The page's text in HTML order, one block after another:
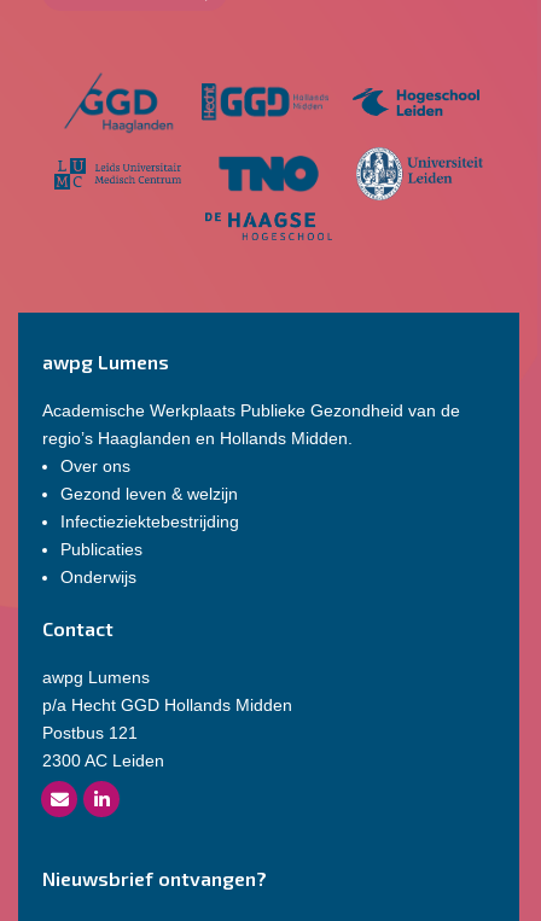
awpg Lumens
Academische Werkplaats Publieke Gezondheid van de
regio’s Haaglanden en Hollands Midden.
Over ons
Gezond leven & welzijn
Infectieziektebestrijding
Publicaties
Onderwijs
Contact
awpg Lumens
p/a Hecht GGD Hollands Midden
Postbus 121
2300 AC Leiden
Nieuwsbrief ontvangen?